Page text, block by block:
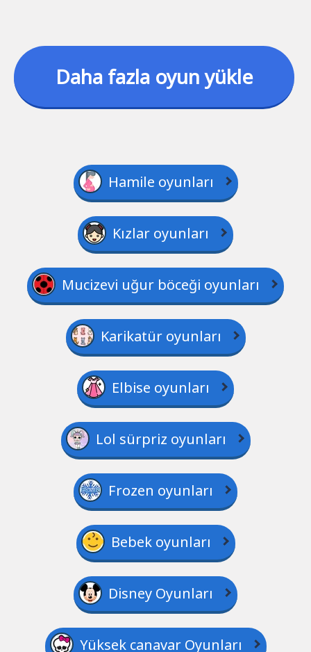
Daha fazla oyun yükle
Hamile oyunları
Kızlar oyunları
Mucizevi uğur böceği oyunları
Karikatür oyunları
Elbise oyunları
Lol sürpriz oyunları
Frozen oyunları
Bebek oyunları
Disney Oyunları
Yüksek canavar Oyunları